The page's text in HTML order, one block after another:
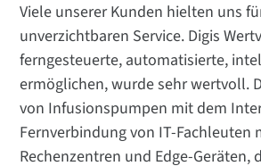
Viele unserer Kunden hielten uns
unverzichtbaren Service. Digis
ferngesteuerte, automatisierte,
ermöglichen, wurde sehr wertvoll.
von Infusionspumpen mit dem
Fernverbindung von IT-Fachleuten
Rechenzentren und Edge-Geräten,